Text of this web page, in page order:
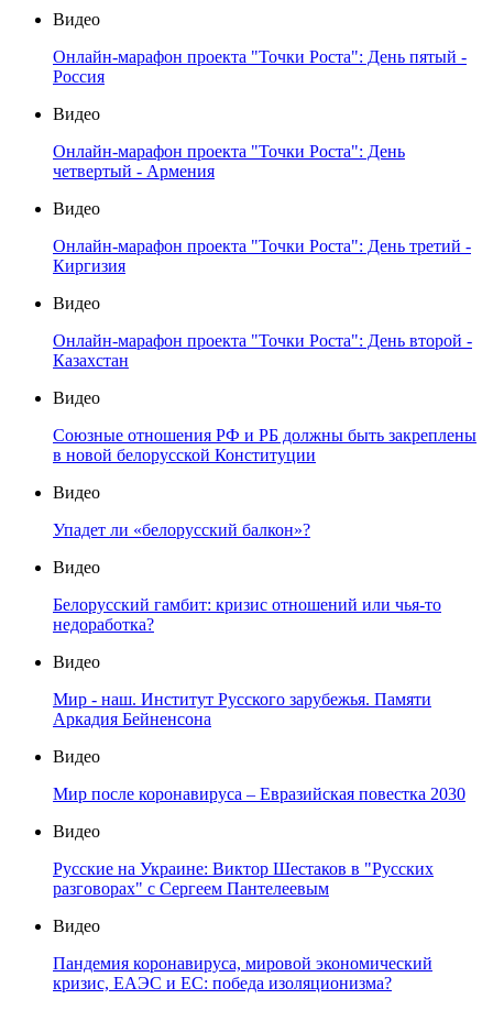
Видео
Онлайн-марафон проекта "Точки Роста": День пятый -
Россия
Видео
Онлайн-марафон проекта "Точки Роста": День
четвертый - Армения
Видео
Онлайн-марафон проекта "Точки Роста": День третий -
Киргизия
Видео
Онлайн-марафон проекта "Точки Роста": День второй -
Казахстан
Видео
Союзные отношения РФ и РБ должны быть закреплены
в новой белорусской Конституции
Видео
Упадет ли «белорусский балкон»?
Видео
Белорусский гамбит: кризис отношений или чья-то
недоработка?
Видео
Мир - наш. Институт Русского зарубежья. Памяти
Аркадия Бейненсона
Видео
Мир после коронавируса – Евразийская повестка 2030
Видео
Русские на Украине: Виктор Шестаков в "Русских
разговорах" с Сергеем Пантелеевым
Видео
Пандемия коронавируса, мировой экономический
кризис, ЕАЭС и ЕС: победа изоляционизма?